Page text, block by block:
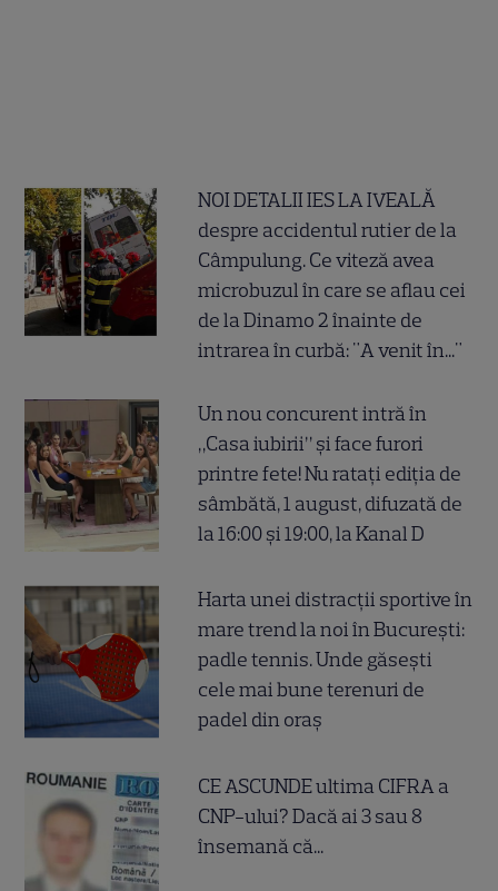
NOI DETALII IES LA IVEALĂ
despre accidentul rutier de la
Câmpulung. Ce viteză avea
microbuzul în care se aflau cei
de la Dinamo 2 înainte de
intrarea în curbă: "A venit în..."
Un nou concurent intră în
„Casa iubirii” și face furori
printre fete! Nu ratați ediția de
sâmbătă, 1 august, difuzată de
la 16:00 și 19:00, la Kanal D
Harta unei distracții sportive în
mare trend la noi în București:
padle tennis. Unde găsești
cele mai bune terenuri de
padel din oraș
CE ASCUNDE ultima CIFRA a
CNP-ului? Dacă ai 3 sau 8
însemană că...